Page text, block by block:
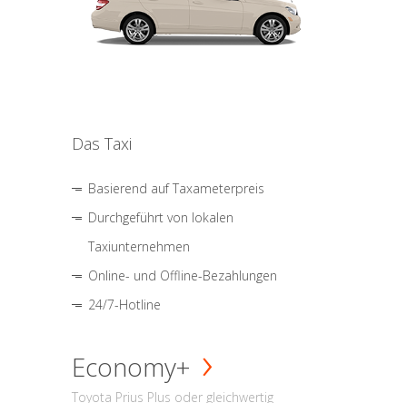
Das Taxi
Basierend auf Taxameterpreis
Durchgeführt von lokalen
Taxiunternehmen
Online- und Offline-Bezahlungen
24/7-Hotline
Economy+
Toyota Prius Plus oder gleichwertig